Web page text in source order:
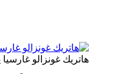
غونزالو غارسيا يقود